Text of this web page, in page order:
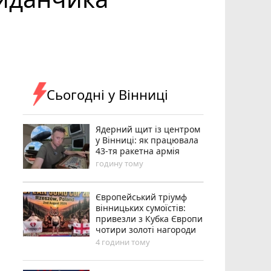
Сьогодні у Вінниці
Ядерний щит із центром
у Вінниці: як працювала
43-тя ракетна армія
годину тому
Європейський тріумф
вінницьких сумоїстів:
привезли з Кубка Європи
чотири золоті нагороди
4 години тому